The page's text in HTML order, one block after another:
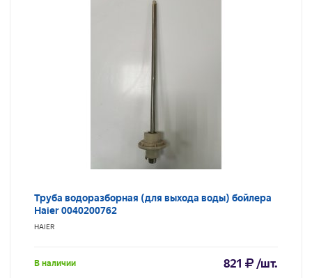
Труба водоразборная (для выхода воды) бойлера
Haier 0040200762
HAIER
В наличии 821 /шт.